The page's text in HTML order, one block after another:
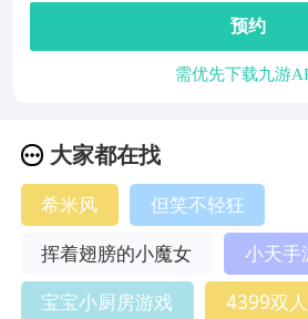
预约
需优先下载九游
大家都在找
希米风
但笑不轻狂
挥着翅膀的小魔女
小天手
宝宝小厨房游戏
4399双